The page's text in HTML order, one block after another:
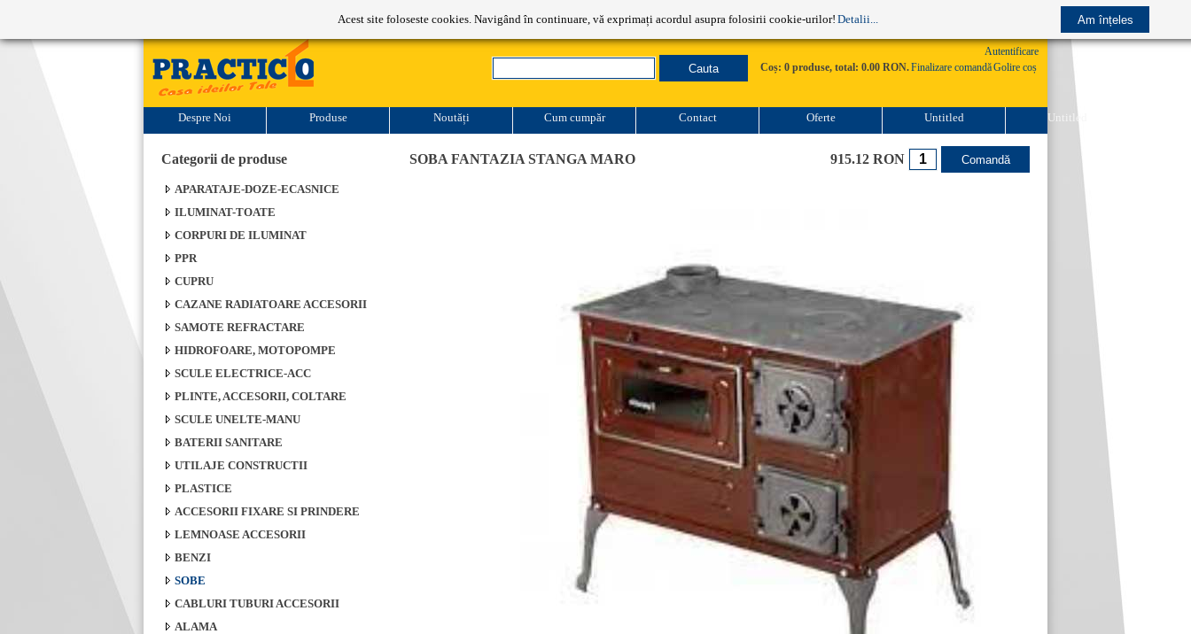
Comenzi: 0787.325.753
Autentificare
Coș: 0 produse, total: 0.00 RON.Finalizare comandăGolire coș
Despre Noi Produse Noutăți Cum cumpăr Contact Oferte Untitled Untitled
SOBA FANTAZIA STANGA MARO 915.12 RON
Categorii de produse
APARATAJE-DOZE-ECASNICE
ILUMINAT-TOATE
CORPURI DE ILUMINAT
PPR
CUPRU
CAZANE RADIATOARE ACCESORII
SAMOTE REFRACTARE
HIDROFOARE, MOTOPOMPE
SCULE ELECTRICE-ACC
PLINTE, ACCESORII, COLTARE
SCULE UNELTE-MANU
BATERII SANITARE
UTILAJE CONSTRUCTII
PLASTICE
ACCESORII FIXARE SI PRINDERE
LEMNOASE ACCESORII
BENZI
SOBE
CABLURI TUBURI ACCESORII
ALAMA
Acest site foloseste cookies. Navigând în continuare, vă exprimați acordul asupra folosirii cookie-urilor! Detalii...